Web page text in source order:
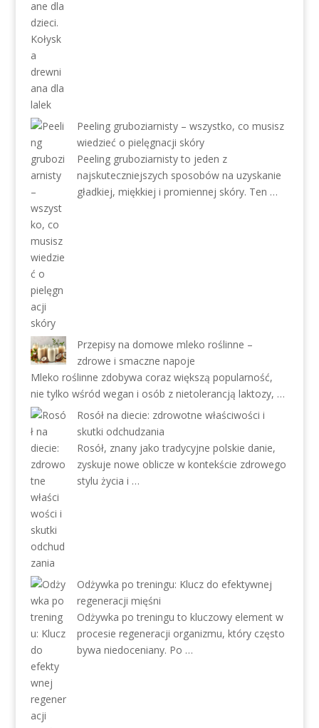
Peeling gruboziarnisty – wszystko, co musisz
wiedzieć o pielęgnacji skóry
Peeling gruboziarnisty to jeden z
najskuteczniejszych sposobów na uzyskanie
gładkiej, miękkiej i promiennej skóry. Ten …
Przepisy na domowe mleko roślinne –
zdrowe i smaczne napoje
Mleko roślinne zdobywa coraz większą popularność,
nie tylko wśród wegan i osób z nietolerancją laktozy, …
Rosół na diecie: zdrowotne właściwości i
skutki odchudzania
Rosół, znany jako tradycyjne polskie danie,
zyskuje nowe oblicze w kontekście zdrowego
stylu życia i …
Odżywka po treningu: Klucz do efektywnej
regeneracji mięśni
Odżywka po treningu to kluczowy element w
procesie regeneracji organizmu, który często
bywa niedoceniany. Po …